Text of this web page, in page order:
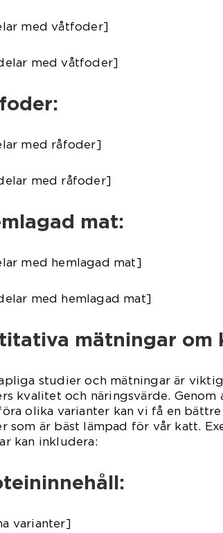
med våtfoder]
med våtfoder]
med råfoder]
med råfoder]
mat:
med hemlagad mat]
med hemlagad mat]
mätningar om
studier och mätningar är
kvalitet och näringsvärde.
olika varianter kan vi få en
som är bäst lämpad för vår katt.
kan inkludera:
varianter]